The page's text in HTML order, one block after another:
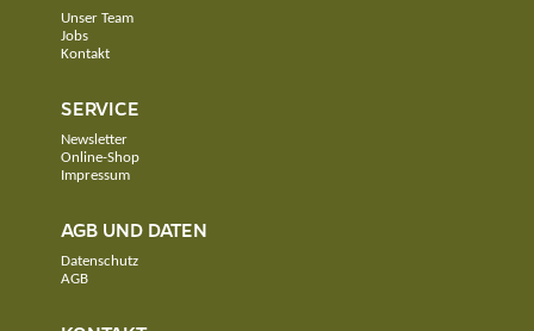
Unser Team
Jobs
Kontakt
SERVICE
Newsletter
Online-Shop
Impressum
AGB UND DATEN
Datenschutz
AGB